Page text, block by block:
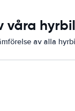
våra
av alla